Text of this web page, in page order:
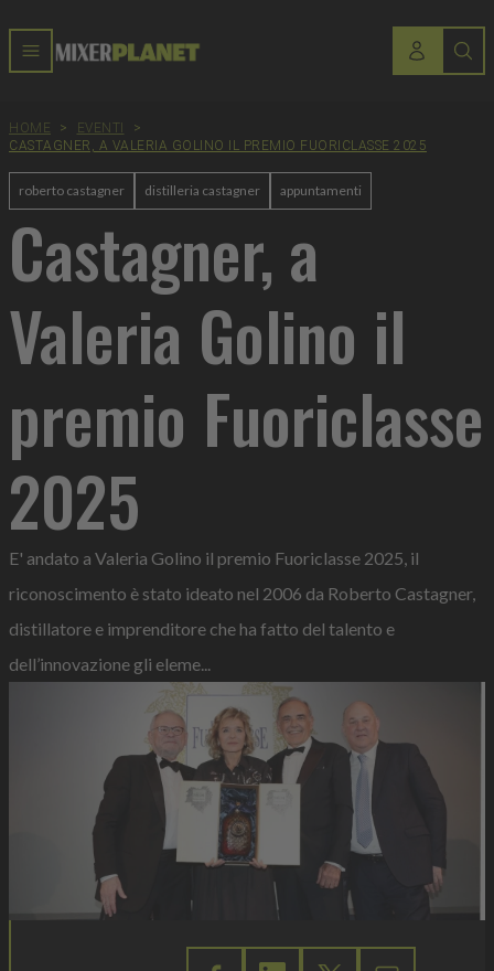
HOME > EVENTI
>
CASTAGNER, A VALERIA GOLINO IL PREMIO FUORICLASSE 2025
roberto castagner distilleria castagner appuntamenti
Castagner, a
Valeria Golino il
premio Fuoriclasse
2025
E' andato a Valeria Golino il premio Fuoriclasse 2025, il
riconoscimento è stato ideato nel 2006 da Roberto Castagner,
distillatore e imprenditore che ha fatto del talento e
dell’innovazione gli eleme...